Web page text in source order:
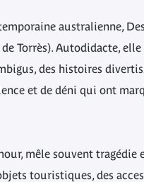
australienne,
Torrès). Autodidacte,
des histoires
et de déni qui ont
mêle souvent
touristiques, des